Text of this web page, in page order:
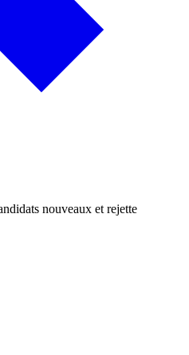
nouveaux et rejette